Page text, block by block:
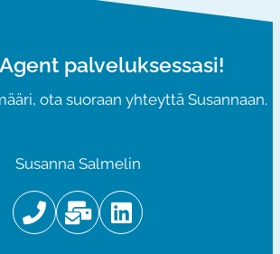
palveluksessasi!
ota suoraan yhteyttä Susannaan.
Susanna Salmelin